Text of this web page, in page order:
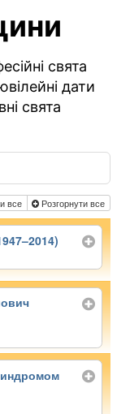
свята
дати
свята
все Розгорнути все